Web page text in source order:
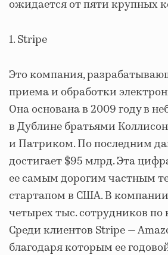
ожидается от пяти крупных
1. Stripe
Это компания,
приема и обработки
Она основана в 2009 году в
в Дублине братьями
и Патриком. По последним
достигает $95 млрд. Эта
ее самым дорогим частным
стартапом в США. В компании
четырех тыс. сотрудников по
Среди клиентов Stripe —
благодаря которым ее